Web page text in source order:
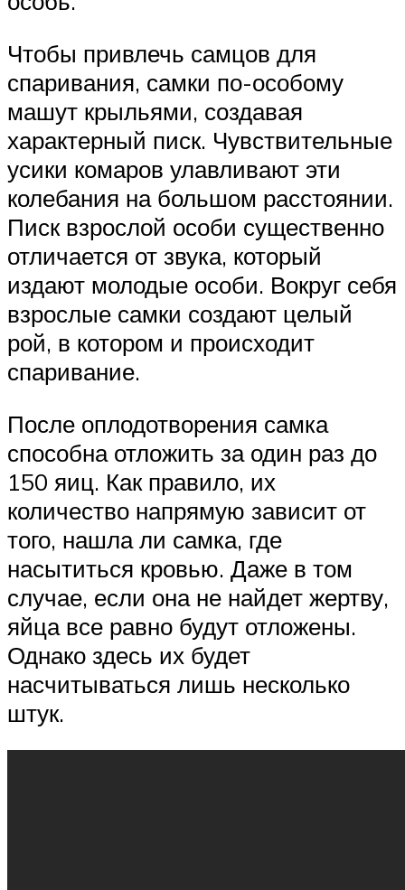
Чтобы привлечь самцов для
спаривания, самки по-особому
машут крыльями, создавая
характерный писк. Чувствительные
усики комаров улавливают эти
колебания на большом расстоянии.
Писк взрослой особи существенно
отличается от звука, который
издают молодые особи. Вокруг себя
взрослые самки создают целый
рой, в котором и происходит
спаривание.
После оплодотворения самка
способна отложить за один раз до
150 яиц. Как правило, их
количество напрямую зависит от
того, нашла ли самка, где
насытиться кровью. Даже в том
случае, если она не найдет жертву,
яйца все равно будут отложены.
Однако здесь их будет
насчитываться лишь несколько
штук.